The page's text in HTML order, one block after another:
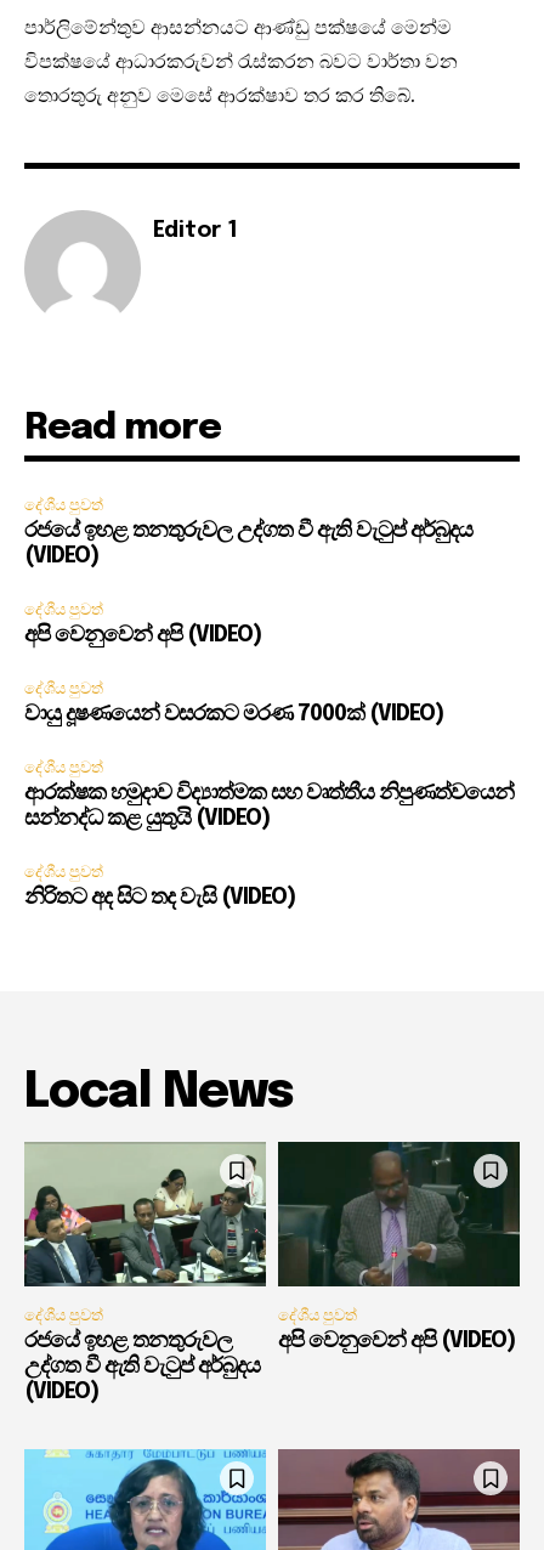
පාර්ලිමේන්තුව ආසන්නයට ආණ්ඩු පක්ෂයේ මෙන්ම
විපක්ෂයේ ආධාරකරුවන් රැස්කරන බවට වාර්තා වන
තොරතුරු අනුව මෙසේ ආරක්ෂාව තර කර තිබේ.
Editor 1
Read more
දේශීය පුවත්
රජයේ ඉහළ තනතුරුවල උද්ගත වී ඇති වැටුප් අර්බුදය
(VIDEO)
දේශීය පුවත්
අපි වෙනුවෙන් අපි (VIDEO)
දේශීය පුවත්
වායු දූෂණයෙන් වසරකට මරණ 7000ක් (VIDEO)
දේශීය පුවත්
ආරක්ෂක හමුදාව විද්‍යාත්මක සහ වෘත්තීය නිපුණත්වයෙන්
සන්නද්ධ කළ යුතුයි (VIDEO)
දේශීය පුවත්
නිරිතට අද සිට තද වැසි (VIDEO)
Local News
දේශීය පුවත්
රජයේ ඉහළ තනතුරුවල
උද්ගත වී ඇති වැටුප් අර්බුදය
(VIDEO)
දේශීය පුවත්
අපි වෙනුවෙන් අපි (VIDEO)